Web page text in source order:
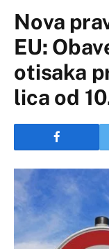
Nova
EU:
otisaka
lica od